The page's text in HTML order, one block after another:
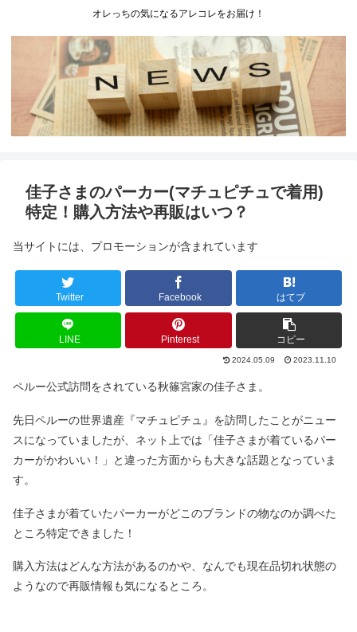
オレっちの気になるアレコレをお届け！
佳子さまのパーカー(マチュピチュで着用)
特定！購入方法や再販はいつ？
当サイトには、プロモーションが含まれています
Twitter Facebook はてブ
LINE Pinterest コピー
2024.05.09 2023.11.10
ペルー公式訪問をされている秋篠宮家の佳子さま。
先日ペルーの世界遺産『マチュピチュ』を訪問したことがニュー
スになっていましたが、ネット上では「佳子さまが着ているパー
カーがかわいい！」と違った方面からも大きな話題となっていま
す。
佳子さまが着ていたパーカーがどこのブランドの物なのか調べた
ところ特定できました！
購入方法はどんな方法があるのかや、なんでも現在品切れ状態の
ようなので再販情報も気になるところ。